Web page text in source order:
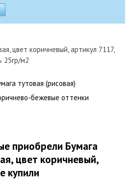
цвет коричневый, артикул 7117,
25гр/м2
тутовая (рисовая)
бежевые оттенки
приобрели Бумага
цвет коричневый,
купили